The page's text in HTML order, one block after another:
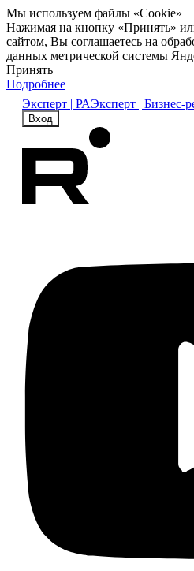
Мы используем файлы «Cookie»
Нажимая на кнопку «Принять»
сайтом, Вы соглашаетесь на
данных метрической системы
Принять
Подробнее
Эксперт | РАЭксперт | Бизнес-
Вход